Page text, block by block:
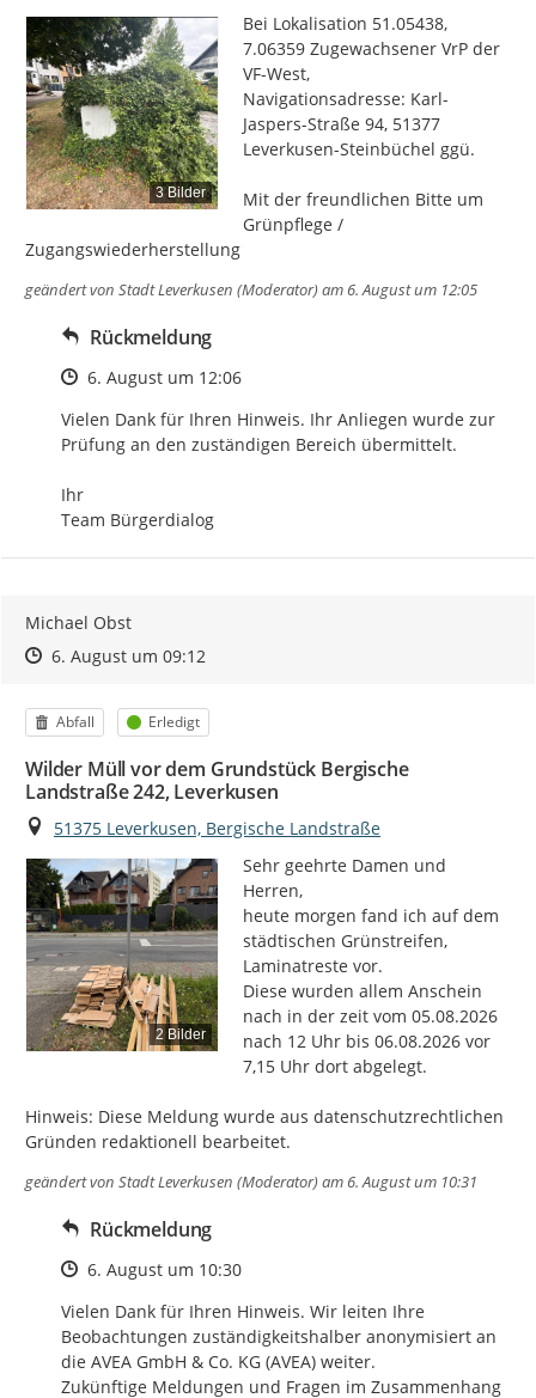
3 Bilder
Bei Lokalisation 51.05438,
7.06359 Zugewachsener VrP der
VF-West,
Navigationsadresse: Karl-
Jaspers-Straße 94, 51377
Leverkusen-Steinbüchel ggü.
Mit der freundlichen Bitte um
Grünpflege /
Zugangswiederherstellung
geändert von Stadt Leverkusen (Moderator)am 6. August um 12:05
Rückmeldung
Zeitpunkt des Erstellens
6. August um 12:06
Vielen Dank für Ihren Hinweis. Ihr Anliegen wurde zur
Prüfung an den zuständigen Bereich übermittelt.
Ihr
Team Bürgerdialog
Michael Obst
Zeitpunkt des Erstellens
Zeitpunkt des Erstellens
6. August um 09:12Zur Äußerung
Kategorie
Abfall Status
Erledigt
Wilder Müll vor dem Grundstück Bergische
Landstraße 242, Leverkusen
Ort
51375 Leverkusen, Bergische Landstraße
2 Bilder
Sehr geehrte Damen und
Herren,
heute morgen fand ich auf dem
städtischen Grünstreifen,
Laminatreste vor.
Diese wurden allem Anschein
nach in der zeit vom 05.08.2026
nach 12 Uhr bis 06.08.2026 vor
7,15 Uhr dort abgelegt.
Hinweis: Diese Meldung wurde aus datenschutzrechtlichen
Gründen redaktionell bearbeitet.
geändert von Stadt Leverkusen (Moderator)am 6. August um 10:31
Rückmeldung
Zeitpunkt des Erstellens
6. August um 10:30
Vielen Dank für Ihren Hinweis. Wir leiten Ihre
Beobachtungen zuständigkeitshalber anonymisiert an
die AVEA GmbH & Co. KG (AVEA) weiter.
Zukünftige Meldungen und Fragen im Zusammenhang